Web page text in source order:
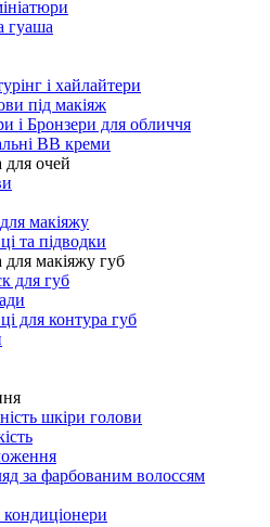
гуаша
і хайлайтери
під макіяж
і Бронзери для обличчя
BB креми
для очей
макіяжу
та підводки
макіяжу губ
для губ
для контура губ
шкіри голови
за фарбованим волоссям
кондиціонери